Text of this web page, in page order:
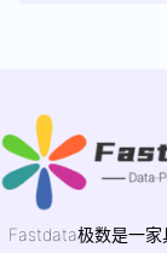
Fastdata极数是一